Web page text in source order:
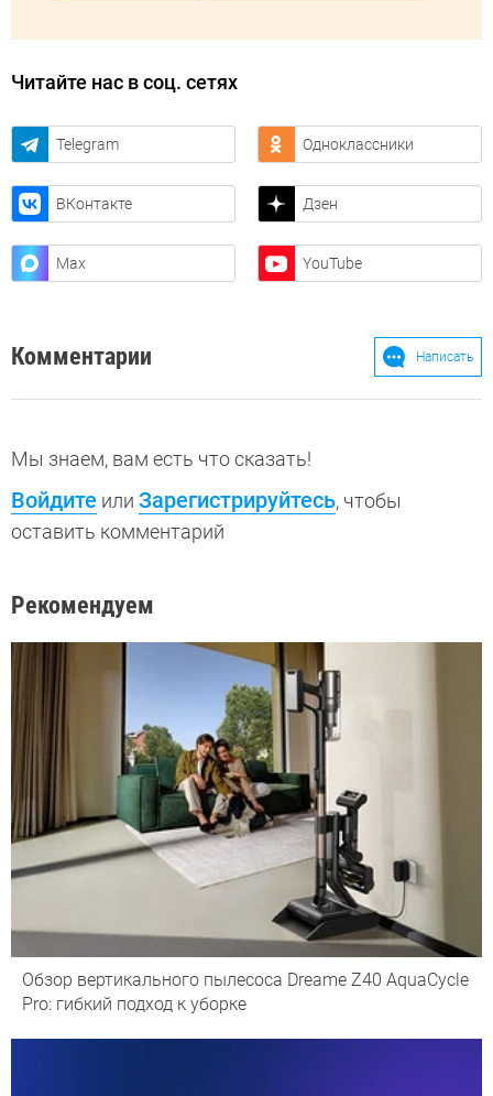
Читайте нас в соц. сетях
Telegram Одноклассники
ВКонтакте Дзен
Max YouTube
Комментарии Написать
Мы знаем, вам есть что сказать!
Войдите или Зарегистрируйтесь, чтобы
оставить комментарий
Рекомендуем
Обзор вертикального пылесоса Dreame Z40 AquaCycle
Pro: гибкий подход к уборке